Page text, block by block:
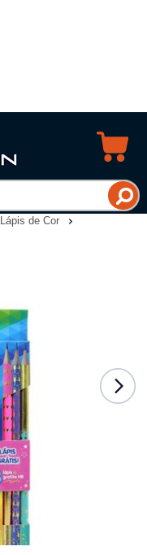
Lápis de Cor